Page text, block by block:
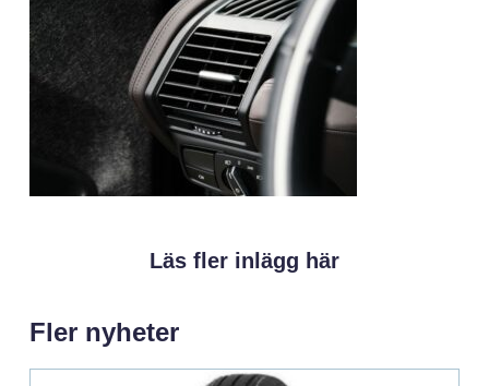
Läs fler inlägg här
Fler nyheter